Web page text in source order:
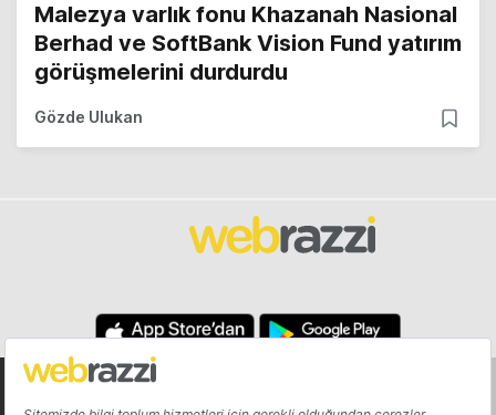
Malezya varlık fonu Khazanah Nasional
Berhad ve SoftBank Vision Fund yatırım
görüşmelerini durdurdu
Gözde Ulukan